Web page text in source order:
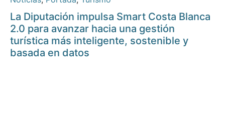
La Diputación impulsa Smart Costa Blanca
2.0 para avanzar hacia una gestión
turística más inteligente, sostenible y
basada en datos